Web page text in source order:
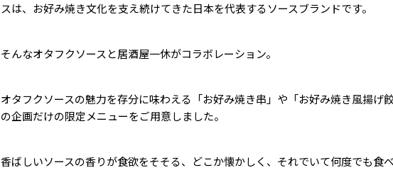
スは、お好み焼き文化を支え続けてきた日本を代表するソースブランドです。
そんなオタフクソースと居酒屋一休がコラボレーション。
オタフクソースの魅力を存分に味わえる「お好み焼き串」や「お好み焼き風揚げ
の企画だけの限定メニューをご用意しました。
香ばしいソースの香りが食欲をそそる、どこか懐かしく、それでいて何度でも食